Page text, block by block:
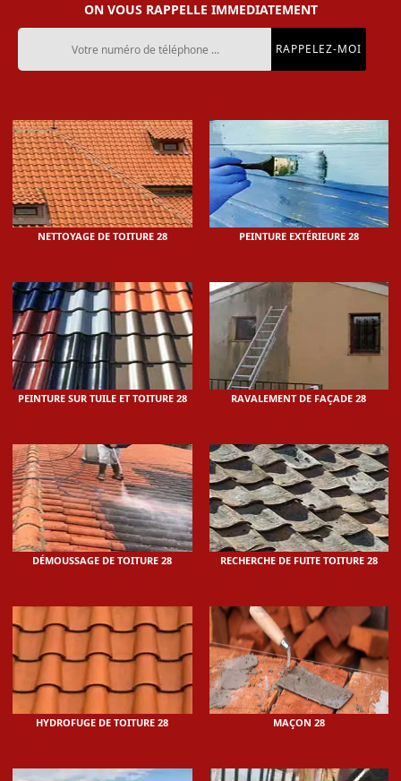
ON VOUS RAPPELLE IMMEDIATEMENT
NETTOYAGE DE TOITURE 28 PEINTURE EXTÉRIEURE 28
PEINTURE SUR TUILE ET TOITURE 28 RAVALEMENT DE FAÇADE 28
DÉMOUSSAGE DE TOITURE 28 RECHERCHE DE FUITE TOITURE 28
HYDROFUGE DE TOITURE 28 MAÇON 28